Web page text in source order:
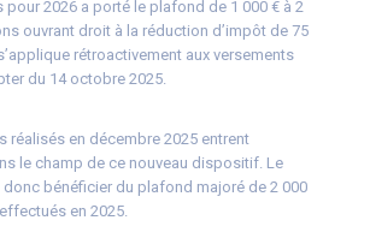
pour 2026 a porté le plafond de 1 000 € à 2
ouvrant droit à la réduction d’impôt de 75
rétroactivement aux versements
du 14 octobre 2025.
réalisés en décembre 2025 entrent
le champ de ce nouveau dispositif. Le
bénéficier du plafond majoré de 2 000
en 2025.